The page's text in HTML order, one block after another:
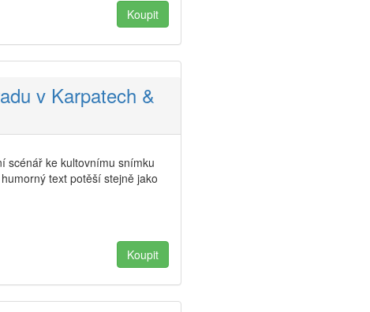
v Karpatech &
scénář ke kultovnímu snímku
text potěší stejně jako